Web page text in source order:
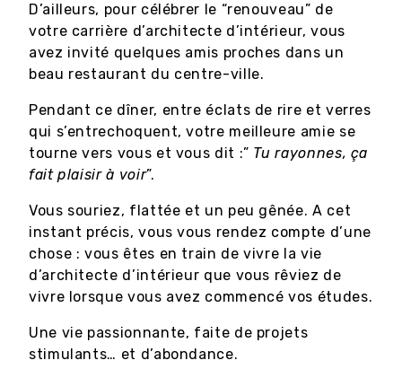
D’ailleurs, pour célébrer le “renouveau” de
votre carrière d’architecte d’intérieur, vous
avez invité quelques amis proches dans un
beau restaurant du centre-ville.
Pendant ce dîner, entre éclats de rire et verres
qui s’entrechoquent, votre meilleure amie se
tourne vers vous et vous dit :” Tu rayonnes, ça
fait plaisir à voir”.
Vous souriez, flattée et un peu gênée. A cet
instant précis, vous vous rendez compte d’une
chose : vous êtes en train de vivre la vie
d’architecte d’intérieur que vous rêviez de
vivre lorsque vous avez commencé vos études.
Une vie passionnante, faite de projets
stimulants… et d’abondance.